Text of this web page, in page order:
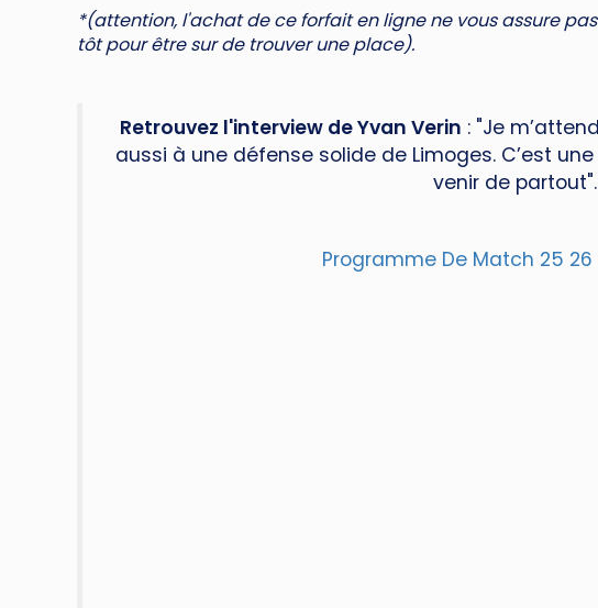
*(attention, l'achat de ce forfait en ligne ne vous assure
tôt pour être sur de trouver une place).
Retrouvez l'interview de Yvan Verin : "Je
aussi à une défense solide de Limoges. C’est
venir de partout".
Programme De Match 25 26